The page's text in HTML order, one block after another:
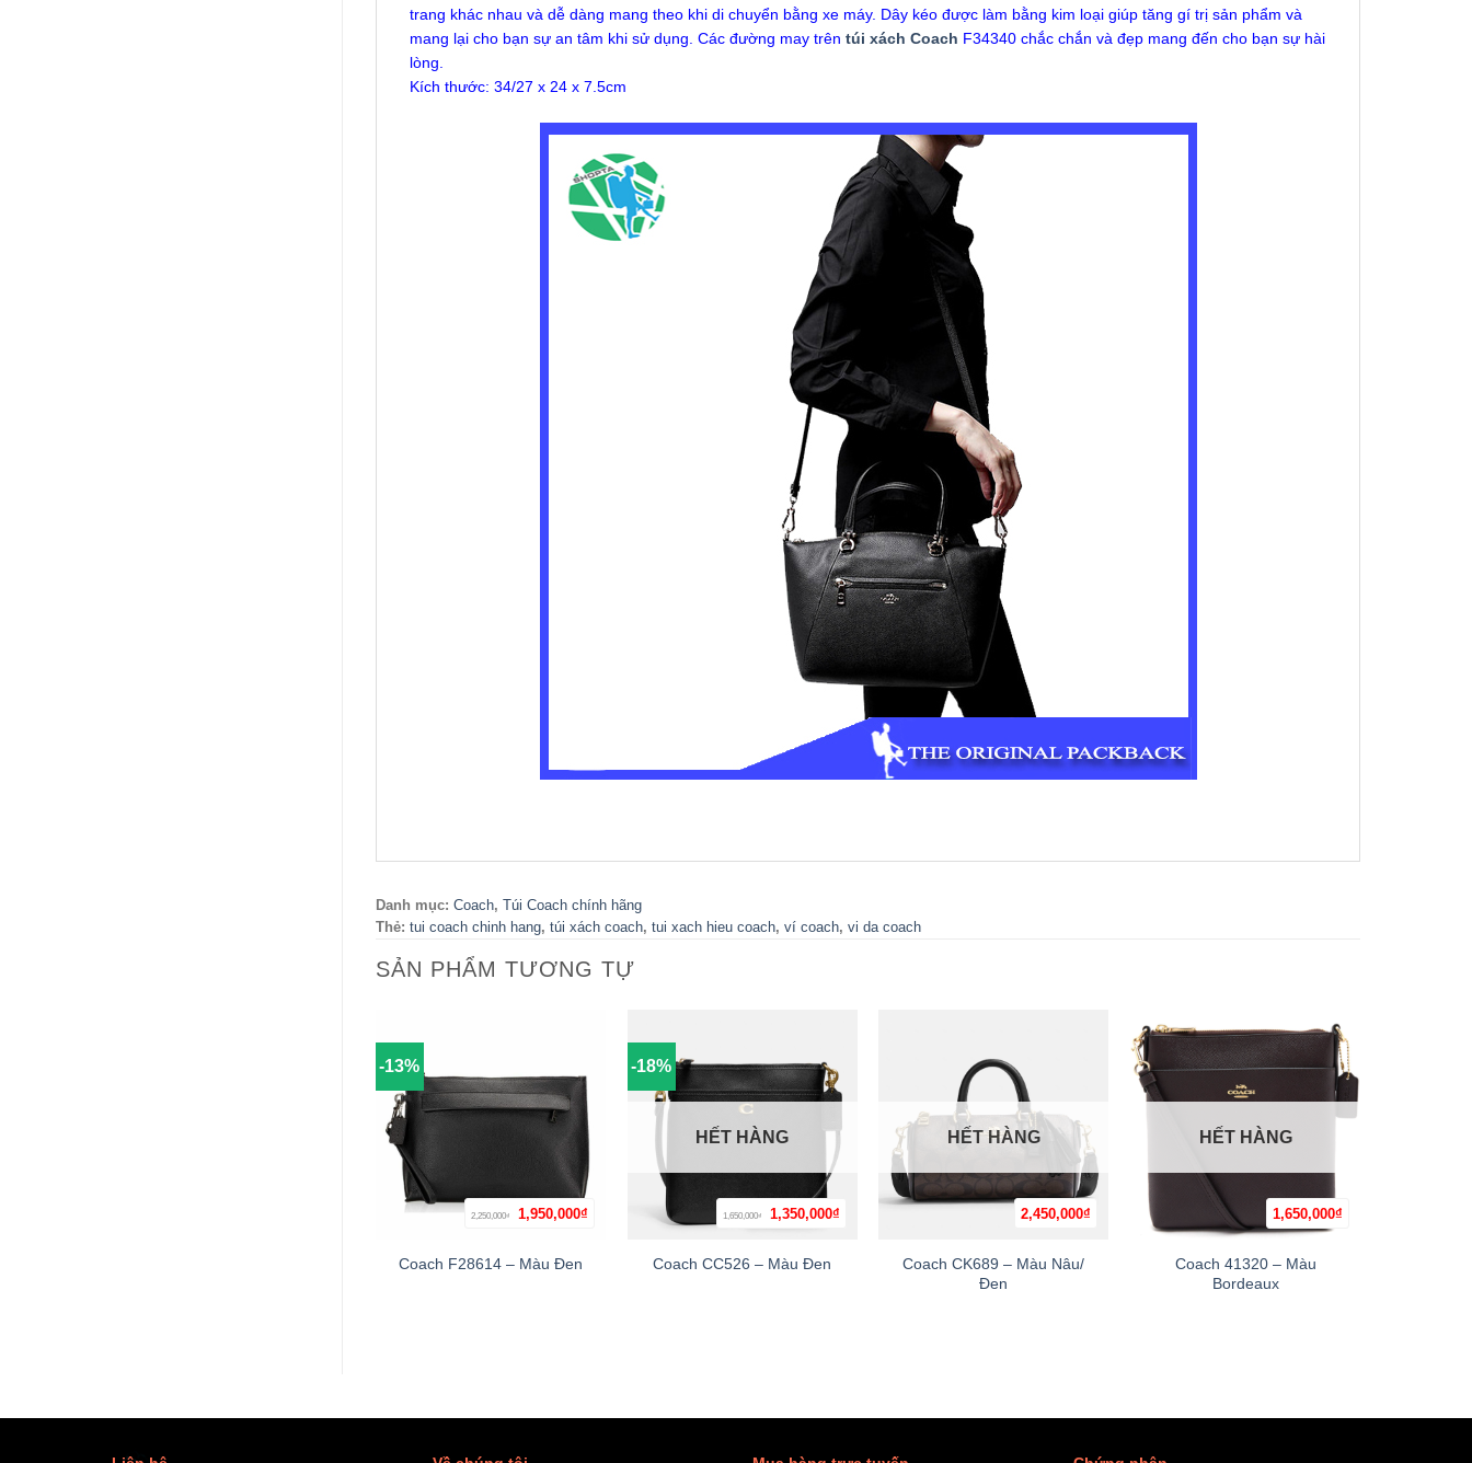
trang khác nhau và dễ dàng mang theo khi di chuyển bằng xe máy. Dây kéo được làm bằng kim loại giúp tăng gí trị sản phẩm và
mang lại cho bạn sự an tâm khi sử dụng. Các đường may trên túi xách Coach F34340 chắc chắn và đẹp mang đến cho bạn sự hài
lòng.
Kích thước: 34/27 x 24 x 7.5cm
Danh mục: Coach, Túi Coach chính hãng
Thẻ: tui coach chinh hang, túi xách coach, tui xach hieu coach, ví coach, vi da coach
SẢN PHẨM TƯƠNG TỰ
-13%
2,250,000₫
Giá
gốc
1,950,000₫Giá
1,950,000₫.
Coach F28614 – Màu Đen
-18%
1,650,000₫
Giá
gốc
1,350,000₫Giá
1,350,000₫.
HẾT HÀNG
Coach CC526 – Màu Đen
2,450,000₫
HẾT HÀNG
Coach CK689 – Màu Nâu/
Đen
1,650,000₫
HẾT HÀNG
Coach 41320 – Màu
Bordeaux